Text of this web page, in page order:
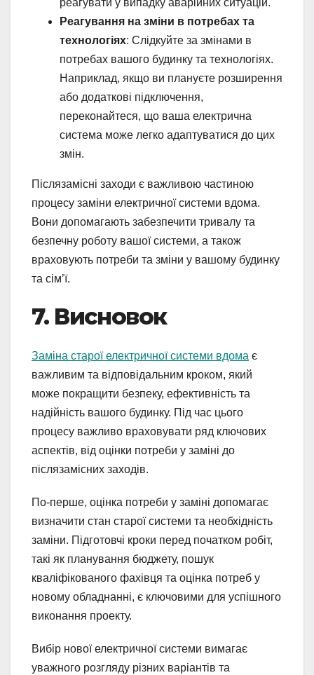
Реагування на зміни в потребах та
технологіях: Слідкуйте за змінами в
потребах вашого будинку та технологіях.
Наприклад, якщо ви плануєте розширення
або додаткові підключення,
переконайтеся, що ваша електрична
система може легко адаптуватися до цих
змін.
Післязамісні заходи є важливою частиною
процесу заміни електричної системи вдома.
Вони допомагають забезпечити тривалу та
безпечну роботу вашої системи, а також
враховують потреби та зміни у вашому будинку
та сім’ї.
7. Висновок
Заміна старої електричної системи вдома є
важливим та відповідальним кроком, який
може покращити безпеку, ефективність та
надійність вашого будинку. Під час цього
процесу важливо враховувати ряд ключових
аспектів, від оцінки потреби у заміні до
післязамісних заходів.
По-перше, оцінка потреби у заміні допомагає
визначити стан старої системи та необхідність
заміни. Підготовчі кроки перед початком робіт,
такі як планування бюджету, пошук
кваліфікованого фахівця та оцінка потреб у
новому обладнанні, є ключовими для успішного
виконання проекту.
Вибір нової електричної системи вимагає
уважного розгляду різних варіантів та